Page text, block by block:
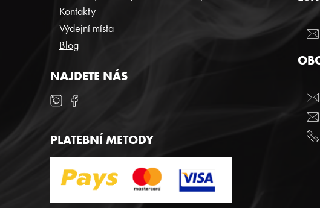
Kontakty
Výdejní místa
Blog
NAJDETE NÁS
PLATEBNÍ METODY